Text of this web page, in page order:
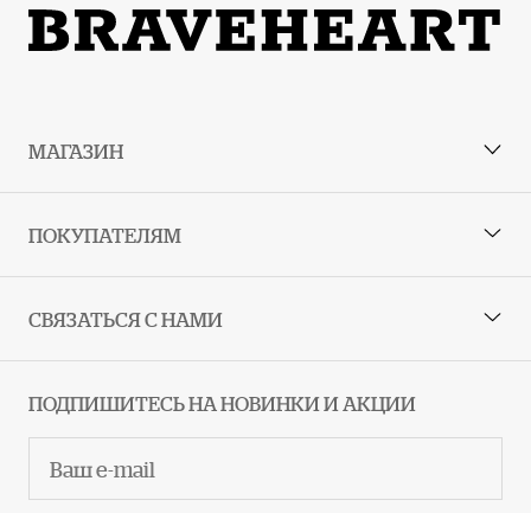
Руководство по размерам
МАГАЗИН
ПОКУПАТЕЛЯМ
СВЯЗАТЬСЯ С НАМИ
ПОДПИШИТЕСЬ НА НОВИНКИ И АКЦИИ